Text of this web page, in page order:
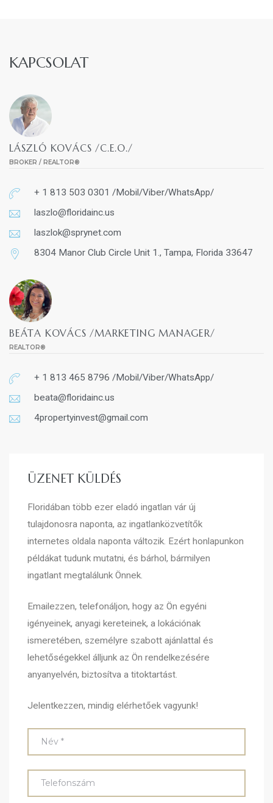
KAPCSOLAT
LÁSZLÓ KOVÁCS /C.E.O./
BROKER / REALTOR®
+ 1 813 503 0301 /Mobil/Viber/WhatsApp/
laszlo@floridainc.us
laszlok@sprynet.com
8304 Manor Club Circle Unit 1., Tampa, Florida 33647
BEÁTA KOVÁCS /MARKETING MANAGER/
REALTOR®
+ 1 813 465 8796 /Mobil/Viber/WhatsApp/
beata@floridainc.us
4propertyinvest@gmail.com
ÜZENET KÜLDÉS
Floridában több ezer eladó ingatlan vár új
tulajdonosra naponta, az ingatlanközvetítők
internetes oldala naponta változik. Ezért honlapunkon
példákat tudunk mutatni, és bárhol, bármilyen
ingatlant megtalálunk Önnek.
Emailezzen, telefonáljon, hogy az Ön egyéni
igényeinek, anyagi kereteinek, a lokációnak
ismeretében, személyre szabott ajánlattal és
lehetőségekkel álljunk az Ön rendelkezésére
anyanyelvén, biztosítva a titoktartást.
Jelentkezzen, mindig elérhetőek vagyunk!